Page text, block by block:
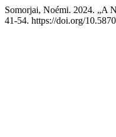
Somorjai, Noémi. 2024. „A
41-54. https://doi.org/